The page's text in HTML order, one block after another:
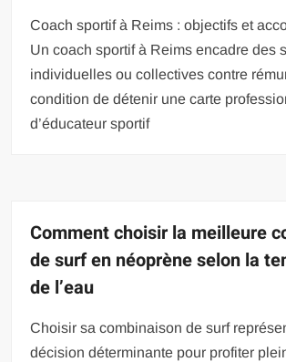
Coach sportif à Reims : objectifs et
Un coach sportif à Reims encadre des
individuelles ou collectives contre
condition de détenir une carte
d’éducateur sportif
Comment choisir la meilleure
de surf en néoprène selon la
de l’eau
Choisir sa combinaison de surf
décision déterminante pour profiter